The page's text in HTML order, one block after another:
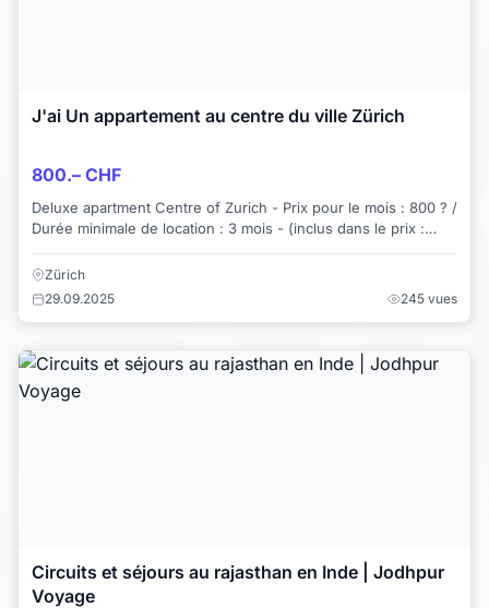
J'ai Un appartement au centre du ville Zürich
800.– CHF
Deluxe apartment Centre of Zurich - Prix pour le mois : 800 ? /
Durée minimale de location : 3 mois - (inclus dans le prix :
Zürich
29.09.2025
245 vues
Circuits et séjours au rajasthan en Inde | Jodhpur
Voyage